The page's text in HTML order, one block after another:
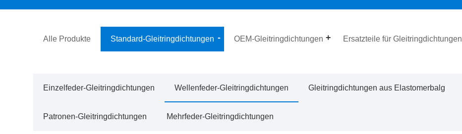
Alle Produkte Standard-Gleitringdichtungen OEM-Gleitringdichtungen Ersatzteile für Gleitringdichtungen
Einzelfeder-Gleitringdichtungen Wellenfeder-Gleitringdichtungen Gleitringdichtungen aus Elastomerbalg
Patronen-Gleitringdichtungen Mehrfeder-Gleitringdichtungen